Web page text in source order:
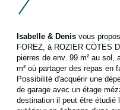
Isabelle & Denis vous
FOREZ, à ROZIER CÖTES
pierres de env. 99 m² au sol,
m² où partager des repas en
Possibilité d'acquérir une
de garage avec un étage
destination il peut être étudié